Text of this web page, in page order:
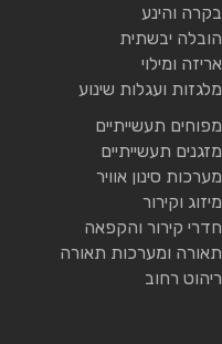
בקרה והינע
הובלה יבשתית
אריזה ומילוי
מלגזות ועגלות שינוע
מפוחים תעשייתיים
מזגנים תעשייתיים
מערכות סינון אוויר
מיזוג וקירור
חדרי קירור והקפאה
תאורה ומערכות תאורה
ריהוט רחוב